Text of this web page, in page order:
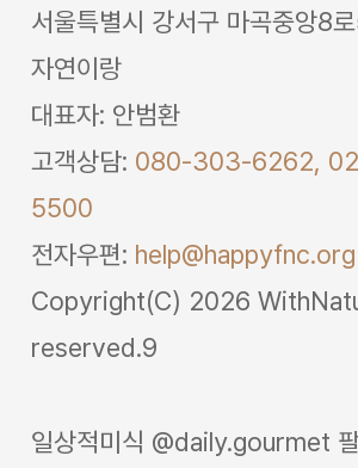
서울특별시 강서구 마곡중앙8
자연이랑
대표자: 안범환
고객상담: 080-303-6262,
5500
전자우편: help@happyfnc.org
Copyright(C) 2026
reserved.9
일상적미식 @daily.gourmet